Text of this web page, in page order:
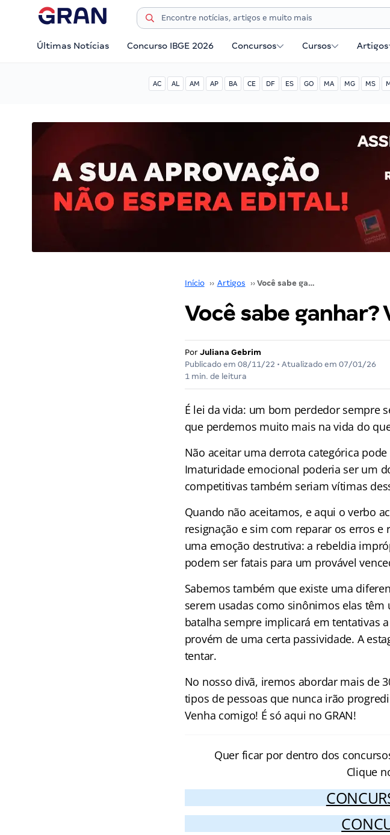
Últimas Notícias Concurso IBGE 2026 Concursos Cursos Artigos
AC AL AM AP BA CE DF ES GO MA MG MS
Início ›› Artigos ›› Você sabe ganhar? Você sabe perder?
Você sabe ganhar?
Por Juliana Gebrim
Publicado em 08/11/22 • Atualizado em 07/01/26
1 min. de leitura
É lei da vida: um bom perdedor sempre
que perdemos muito mais na vida do
Não aceitar uma derrota categórica
Imaturidade emocional poderia ser um
competitivas também seriam vítimas
Quando não aceitamos, e aqui o verbo
resignação e sim com reparar os erros
uma emoção destrutiva: a rebeldia
podem ser fatais para um provável
Sabemos também que existe uma
serem usadas como sinônimos elas
batalha sempre implicará em tentativas
provém de uma certa passividade. A
tentar.
No nosso divã, iremos abordar mais de
tipos de pessoas que nunca irão
Venha comigo! É só aqui no GRAN!
Quer ficar por dentro dos
Clique